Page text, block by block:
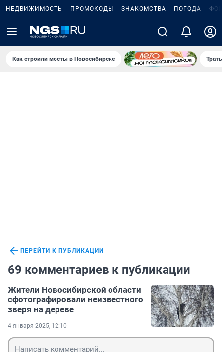
НЕДВИЖИМОСТЬ ПРОМОКОДЫ ЗНАКОМСТВА ПОГОДА
Как строили мосты в Новосибирске
ПЕРЕЙТИ К ПУБЛИКАЦИИ
69 комментариев к публикации
Жители Новосибирской области
сфотографировали неизвестного
зверя на дереве
4 января 2025, 12:10